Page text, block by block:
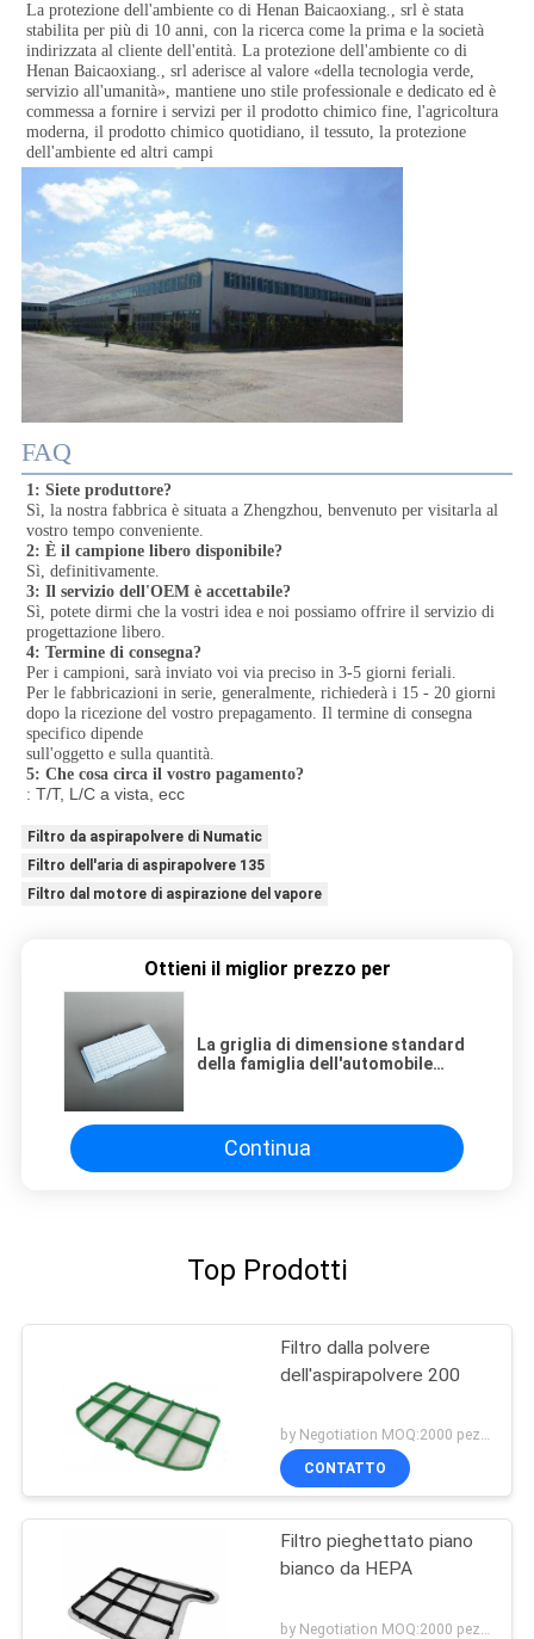
La protezione dell'ambiente co di Henan Baicaoxiang., srl è stata
stabilita per più di 10 anni, con la ricerca come la prima e la società
indirizzata al cliente dell'entità. La protezione dell'ambiente co di
Henan Baicaoxiang., srl aderisce al valore «della tecnologia verde,
servizio all'umanità», mantiene uno stile professionale e dedicato ed è
commessa a fornire i servizi per il prodotto chimico fine, l'agricoltura
moderna, il prodotto chimico quotidiano, il tessuto, la protezione
dell'ambiente ed altri campi
FAQ
1: Siete produttore?
Sì, la nostra fabbrica è situata a Zhengzhou, benvenuto per visitarla al
vostro tempo conveniente.
2: È il campione libero disponibile?
Sì, definitivamente.
3: Il servizio dell'OEM è accettabile?
Sì, potete dirmi che la vostri idea e noi possiamo offrire il servizio di
progettazione libero.
4: Termine di consegna?
Per i campioni, sarà inviato voi via preciso in 3-5 giorni feriali.
Per le fabbricazioni in serie, generalmente, richiederà i 15 - 20 giorni
dopo la ricezione del vostro prepagamento. Il termine di consegna
specifico dipende
sull'oggetto e sulla quantità.
5: Che cosa circa il vostro pagamento?
: T/T, L/C a vista, ecc
Filtro da aspirapolvere di Numatic
Filtro dell'aria di aspirapolvere 135
Filtro dal motore di aspirazione del vapore
Ottieni il miglior prezzo per
La griglia di dimensione standard
della famiglia dell'automobile
Continua
Top Prodotti
Filtro dalla polvere
dell'aspirapolvere 200
by Negotiation MOQ:2000 pezzi/pezzi
CONTATTO
Filtro pieghettato piano
bianco da HEPA
by Negotiation MOQ:2000 pezzi/pezzi